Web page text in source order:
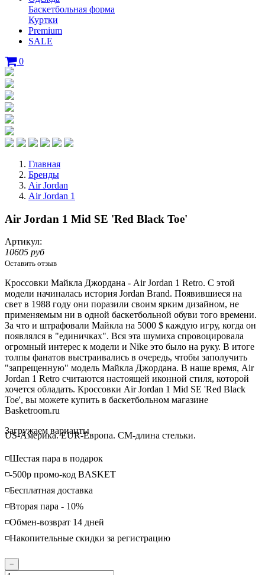
Баскетбольная форма
Куртки
Premium
SALE
0
Главная
Бренды
Air Jordan
Air Jordan 1
Air Jordan 1 Mid SE 'Red Black Toe'
Артикул:
10605 руб
Оставить отзыв
Кроссовки Майкла Джордана - Air Jordan 1 Retro. С этой
модели начиналась история Jordan Brand. Появившиеся на
свет в 1988 году они поразили своим ярким дизайном, не
применяемым ни в одной баскетбольной обуви того времени.
За что и штрафовали Майкла на 5000 $ каждую игру, когда он
появлялся в "единичках". Вся эта шумиха спровоцировала
огромный интерес к модели и Nike это было на руку. В итоге
толпы фанатов выстраивались в очередь, чтобы заполучить
"запрещенную" модель Майкла Джордана. В наше время, Air
Jordan 1 Retro считаются настоящей иконной стиля, которой
хочется обладать. Кроссовки Air Jordan 1 Mid SE 'Red Black
Toe', вы можете купить в баскетбольном магазине
Basketroom.ru
Loading...
Загружаем варианты
US-Америка. EUR-Европа. CM-длина стельки.
◽️Шестая пара в подарок
◽️-500р промо-код BASKET
◽️Бесплатная доставка
◽️Вторая пара - 10%
◽️Обмен-возврат 14 дней
◽️Накопительные скидки за регистрацию
−